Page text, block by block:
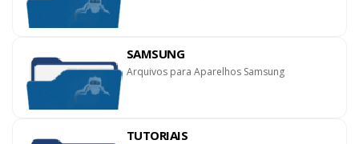
SAMSUNG
Arquivos para Aparelhos Samsung
TUTORIAIS